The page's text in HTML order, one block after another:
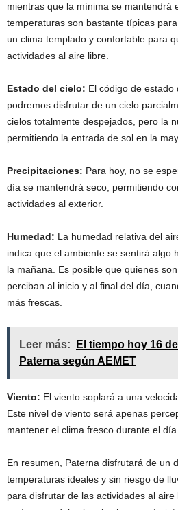
mientras que la mínima se mantendrá
temperaturas son bastante típicas
un clima templado y confortable para
actividades al aire libre.
Estado del cielo: El código de estado
podremos disfrutar de un cielo
cielos totalmente despejados, pero la
permitiendo la entrada de sol en la
Precipitaciones: Para hoy, no se
día se mantendrá seco, permitiendo
actividades al exterior.
Humedad: La humedad relativa del
indica que el ambiente se sentirá algo
la mañana. Es posible que quienes
perciban al inicio y al final del día,
más frescas.
Leer más:
El tiempo hoy 16
Paterna según AEMET
Viento: El viento soplará a una
Este nivel de viento será apenas
mantener el clima fresco durante el día.
En resumen, Paterna disfrutará de un
temperaturas ideales y sin riesgo de
para disfrutar de las actividades al